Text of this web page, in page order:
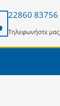
22860 83756
Τηλεφωνήστε μας